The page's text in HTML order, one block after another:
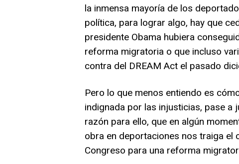
la inmensa mayoría de los
política, para lograr algo, hay que
presidente Obama hubiera
reforma migratoria o que incluso
contra del DREAM Act el pasado
Pero lo que menos entiendo es
indignada por las injusticias, pase a
razón para ello, que en algún
obra en deportaciones nos traiga el
Congreso para una reforma